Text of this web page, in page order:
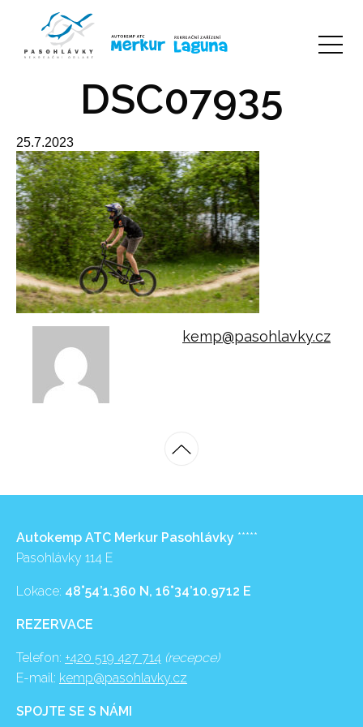
DSC07935
25.7.2023
kemp@pasohlavky.cz
Autokemp ATC Merkur Pasohlávky *****
Pasohlávky 114 E
Lokace: 48°54’1.360 N, 16°34’10.9712 E
REZERVACE
Telefon: +420 519 427 714 (recepce)
E-mail: kemp@pasohlavky.cz
SPOJTE SE S NÁMI